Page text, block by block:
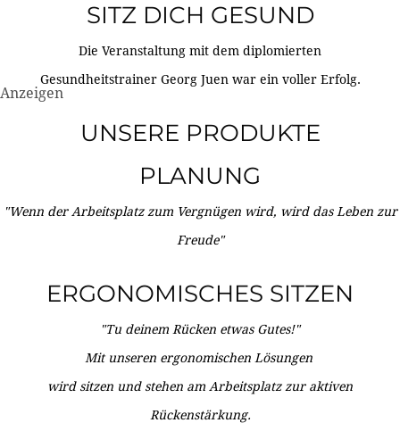
SITZ DICH GESUND
Die Veranstaltung mit dem diplomierten
Gesundheitstrainer Georg Juen war ein voller Erfolg.
Anzeigen
UNSERE PRODUKTE
PLANUNG
"Wenn der Arbeitsplatz zum Vergnügen wird, wird das Leben zur
Freude"
ERGONOMISCHES SITZEN
"Tu deinem Rücken etwas Gutes!"
Mit unseren ergonomischen Lösungen
wird sitzen und stehen am Arbeitsplatz zur aktiven
Rückenstärkung.